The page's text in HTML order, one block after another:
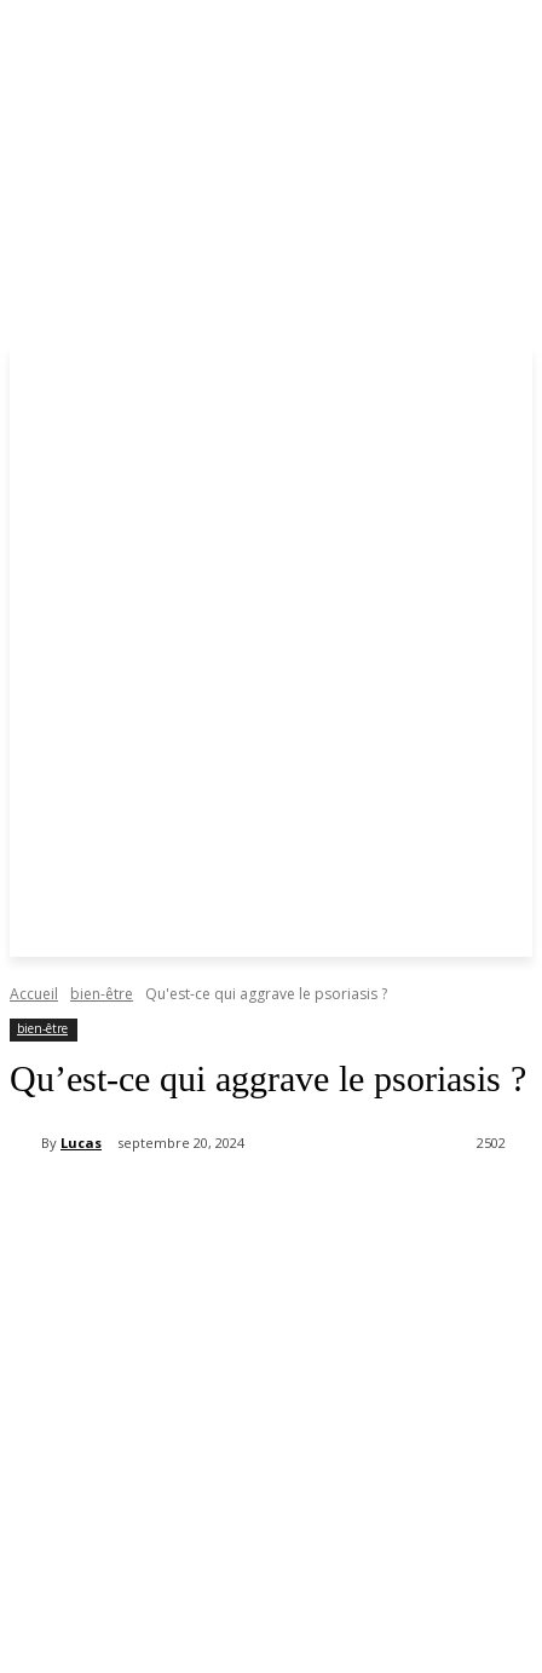
Accueil bien-être Qu'est-ce qui aggrave le psoriasis ?
bien-être
Qu’est-ce qui aggrave le psoriasis ?
By Lucas septembre 20, 2024 2502